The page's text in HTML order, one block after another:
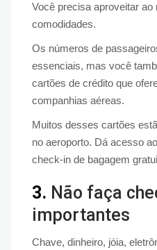
Você precisa aproveitar ao
comodidades.
Os números de
essenciais, mas você
cartões de crédito que
companhias aéreas.
Muitos desses cartões
no aeroporto. Dá acesso
check-in de bagagem
3. Não faça
importantes
Chave, dinheiro, jóia,